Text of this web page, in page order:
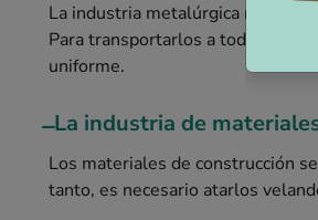
La industria metalúrgica reúne
Para transportarlos a todos
uniforme.
La industria de
Los materiales de construcción
tanto, es necesario atarlos